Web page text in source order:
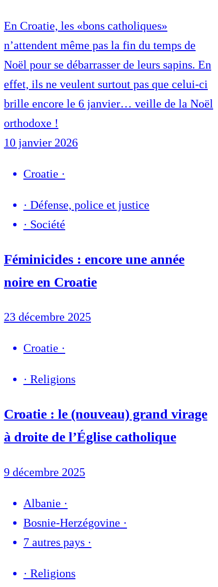
En Croatie, les «bons catholiques»
n’attendent même pas la fin du temps de
Noël pour se débarrasser de leurs sapins. En
effet, ils ne veulent surtout pas que celui-ci
brille encore le 6 janvier… veille de la Noël
orthodoxe !
10 janvier 2026
Croatie ·
· Défense, police et justice
· Société
Féminicides : encore une année
noire en Croatie
23 décembre 2025
Croatie ·
· Religions
Croatie : le (nouveau) grand virage
à droite de l’Église catholique
9 décembre 2025
Albanie ·
Bosnie-Herzégovine ·
7 autres pays ·
· Religions